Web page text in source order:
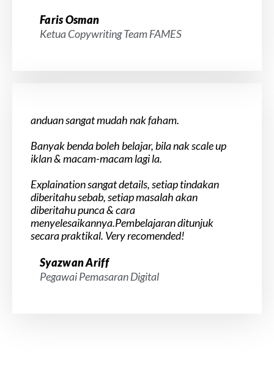
Faris Osman
Ketua Copywriting Team FAMES
anduan sangat mudah nak faham.
Banyak benda boleh belajar, bila nak scale up
iklan & macam-macam lagi la.
Explaination sangat details, setiap tindakan
diberitahu sebab, setiap masalah akan
diberitahu punca & cara
menyelesaikannya.Pembelajaran ditunjuk
secara praktikal. Very recomended!
Syazwan Ariff
Pegawai Pemasaran Digital